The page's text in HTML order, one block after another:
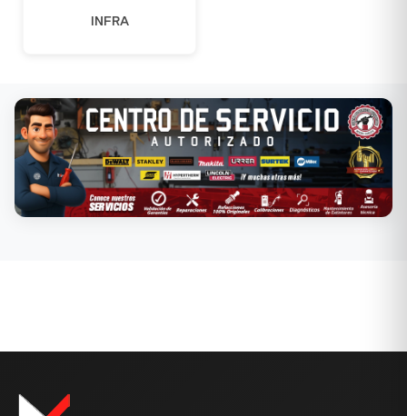
INFRA